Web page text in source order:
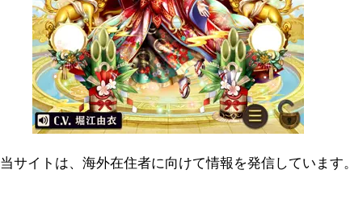
当サイトは、海外在住者に向けて情報を発信しています。